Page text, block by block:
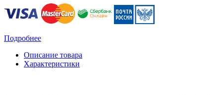
Подробнее
Описание товара
Характеристики